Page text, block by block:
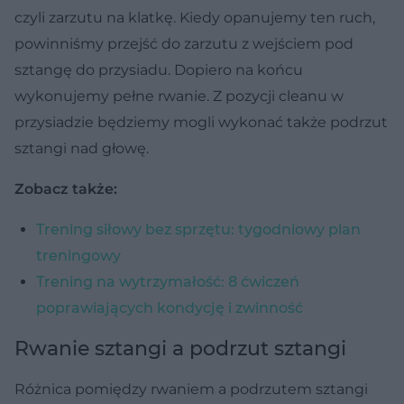
czyli zarzutu na klatkę. Kiedy opanujemy ten ruch,
powinniśmy przejść do zarzutu z wejściem pod
sztangę do przysiadu. Dopiero na końcu
wykonujemy pełne rwanie. Z pozycji cleanu w
przysiadzie będziemy mogli wykonać także podrzut
sztangi nad głowę.
Zobacz także:
Trening siłowy bez sprzętu: tygodniowy plan
treningowy
Trening na wytrzymałość: 8 ćwiczeń
poprawiających kondycję i zwinność
Rwanie sztangi a podrzut sztangi
Różnica pomiędzy rwaniem a podrzutem sztangi